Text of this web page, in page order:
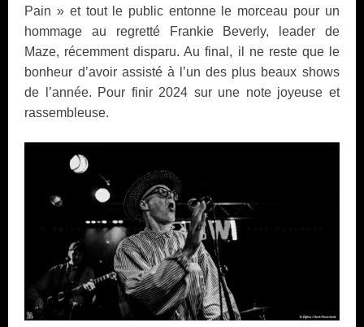
Pain » et tout le public entonne le morceau pour un
hommage au regretté Frankie Beverly, leader de
Maze, récemment disparu. Au final, il ne reste que le
bonheur d’avoir assisté à l’un des plus beaux shows
de l’année. Pour finir 2024 sur une note joyeuse et
rassembleuse.